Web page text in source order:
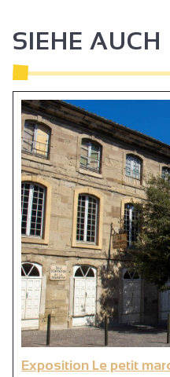
SIEHE AUCH
Exposition Le petit